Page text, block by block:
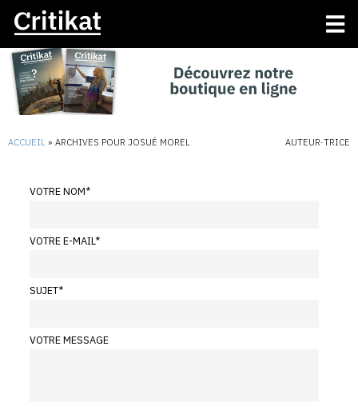
ACCUEIL » ARCHIVES POUR JOSUÉ MOREL AUTEUR·TRICE
VOTRE NOM*
VOTRE E-MAIL*
SUJET*
VOTRE MESSAGE